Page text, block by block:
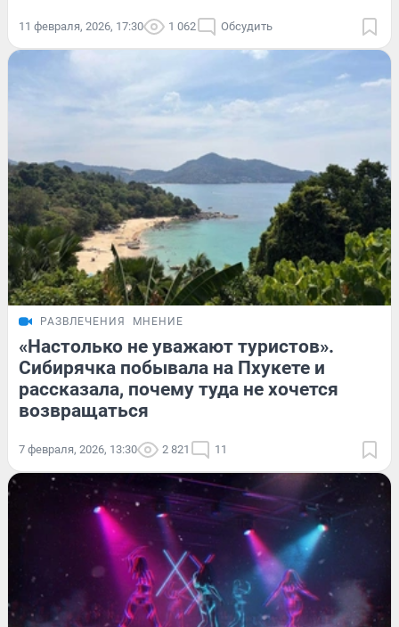
11 февраля, 2026, 17:30 1 062 Обсудить
РАЗВЛЕЧЕНИЯ МНЕНИЕ
«Настолько не уважают туристов».
Сибирячка побывала на Пхукете и
рассказала, почему туда не хочется
возвращаться
7 февраля, 2026, 13:30 2 821 11